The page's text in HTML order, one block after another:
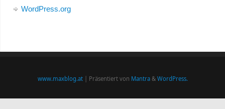
WordPress.org
www.maxblog.at| Präsentiert von Mantra& WordPress.